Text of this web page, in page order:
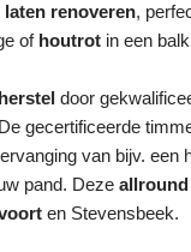
laten renoveren,
of houtrot in een
door
gecertificeerde
van bijv. een
pand. Deze
en Stevensbeek.